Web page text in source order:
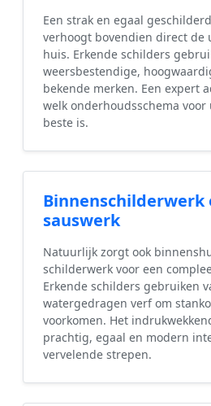
Een strak en egaal
verhoogt bovendien direct de
huis. Erkende schilders
weersbestendige,
bekende merken. Een expert
welk onderhoudsschema
beste is.
Binnenschilderwerk
sauswerk
Natuurlijk zorgt ook
schilderwerk voor een
Erkende schilders gebruiken
watergedragen verf om
voorkomen. Het
prachtig, egaal en modern
vervelende strepen.